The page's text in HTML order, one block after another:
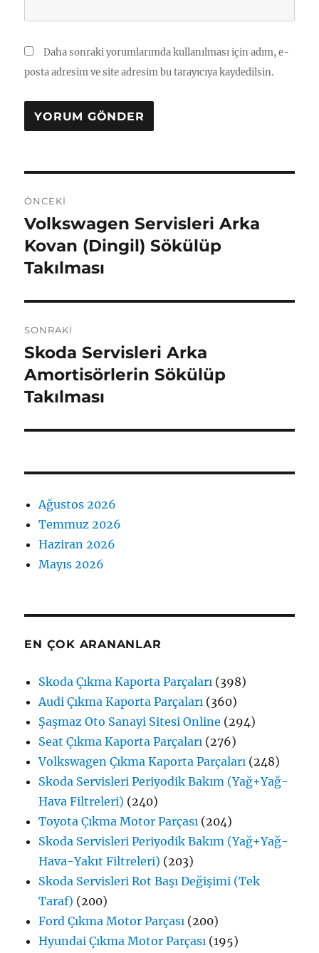
Daha sonraki yorumlarımda kullanılması için adım, e-
posta adresim ve site adresim bu tarayıcıya kaydedilsin.
gezinmesi
ÖNCEKI
Önceki
yazı:
Volkswagen Servisleri Arka
Kovan (Dingil) Sökülüp
Takılması
SONRAKI
Sonraki
yazı:
Skoda Servisleri Arka
Amortisörlerin Sökülüp
Takılması
Ağustos 2026
Temmuz 2026
Haziran 2026
Mayıs 2026
EN ÇOK ARANANLAR
Skoda Çıkma Kaporta Parçaları (398)
Audi Çıkma Kaporta Parçaları (360)
Şaşmaz Oto Sanayi Sitesi Online (294)
Seat Çıkma Kaporta Parçaları (276)
Volkswagen Çıkma Kaporta Parçaları (248)
Skoda Servisleri Periyodik Bakım (Yağ+Yağ-
Hava Filtreleri) (240)
Toyota Çıkma Motor Parçası (204)
Skoda Servisleri Periyodik Bakım (Yağ+Yağ-
Hava-Yakıt Filtreleri) (203)
Skoda Servisleri Rot Başı Değişimi (Tek
Taraf) (200)
Ford Çıkma Motor Parçası (200)
Hyundai Çıkma Motor Parçası (195)